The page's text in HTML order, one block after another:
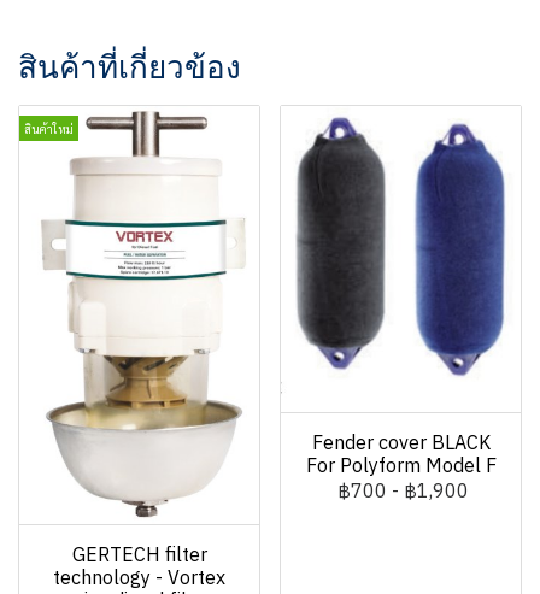
สินค้าที่เกี่ยวข้อง
สินค้าใหม่
GERTECH filter
technology - Vortex
Fender cover BLACK
For Polyform Model F
฿700 - ฿1,900